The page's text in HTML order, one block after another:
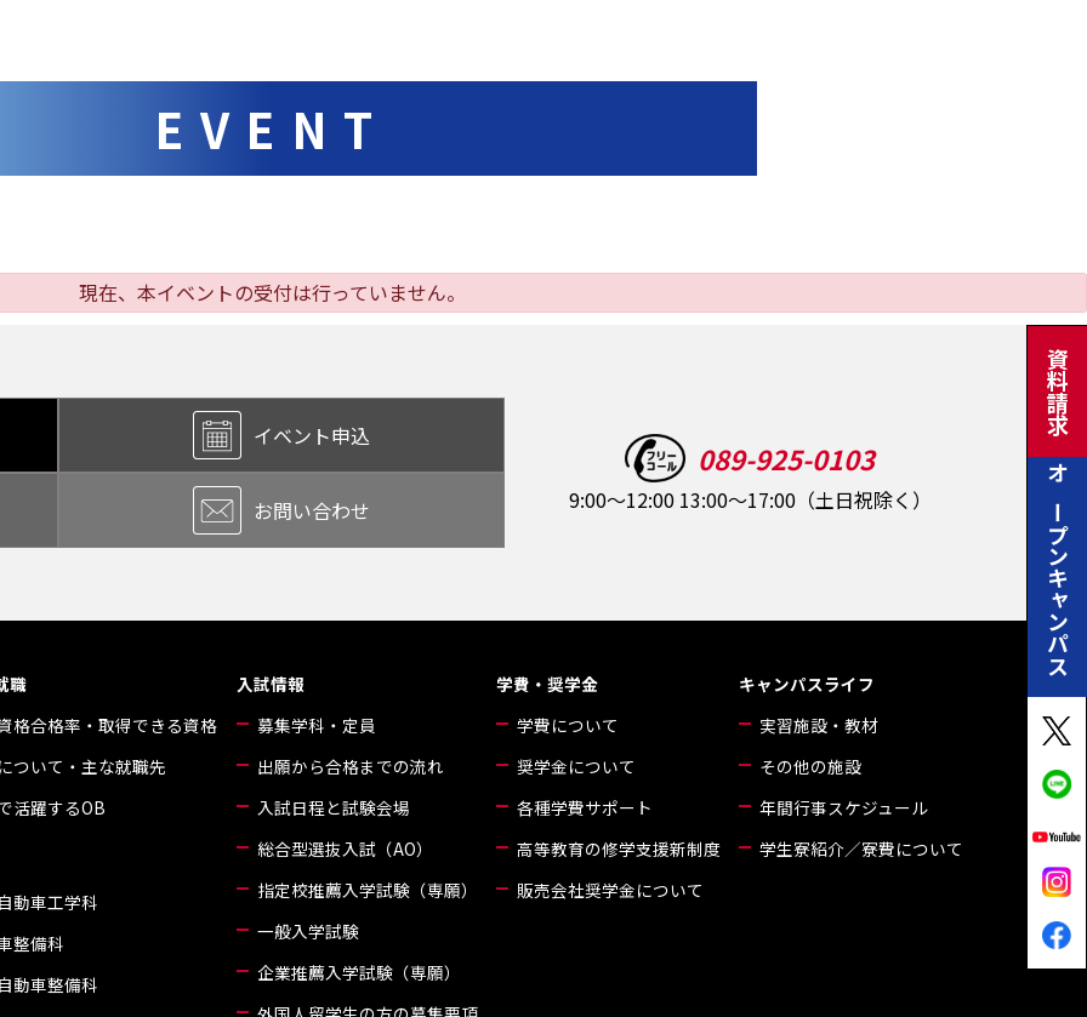
EVENT
現在、本イベントの受付は行っていません。
資料請求
オープンキャンパス
イベント申込
お問い合わせ
089-925-0103
9:00～12:00 13:00～17:00（土日祝除く）
職
格合格率・取得できる資格
ついて・主な就職先
活躍するOB
動車工学科
整備科
動車整備科
入試情報
募集学科・定員
出願から合格までの流れ
入試日程と試験会場
総合型選抜入試（AO）
指定校推薦入学試験（専願）
一般入学試験
企業推薦入学試験（専願）
学費・奨学金
学費について
奨学金について
各種学費サポート
高等教育の修学支援新制度
販売会社奨学金について
キャンパスライフ
実習施設・教材
その他の施設
年間行事スケジュール
学生寮紹介／寮費について